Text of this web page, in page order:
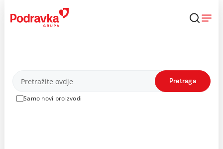
content
Proizvodi
Samo novi proizvodi
Pretraga